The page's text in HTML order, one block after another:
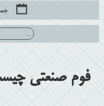
جمعه ۱۶
فوم صنعتی